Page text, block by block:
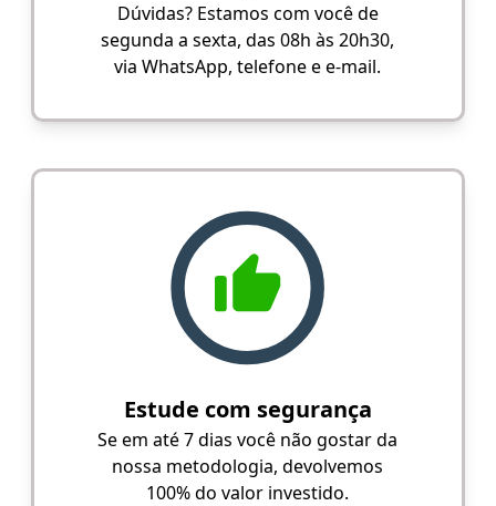
Dúvidas? Estamos com você de
segunda a sexta, das 08h às 20h30,
via WhatsApp, telefone e e-mail.
Estude com segurança
Se em até 7 dias você não gostar da
nossa metodologia, devolvemos
100% do valor investido.